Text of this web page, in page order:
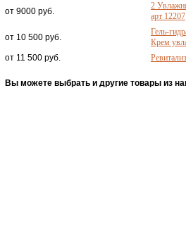
от 9000 руб.
2
арт 12207
от 10 500 руб.
Гель-
Крем
от 11 500 руб.
Вы можете выбрать и другие товары из